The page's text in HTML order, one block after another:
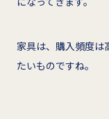
家具は、購入頻度は
たいものですね。